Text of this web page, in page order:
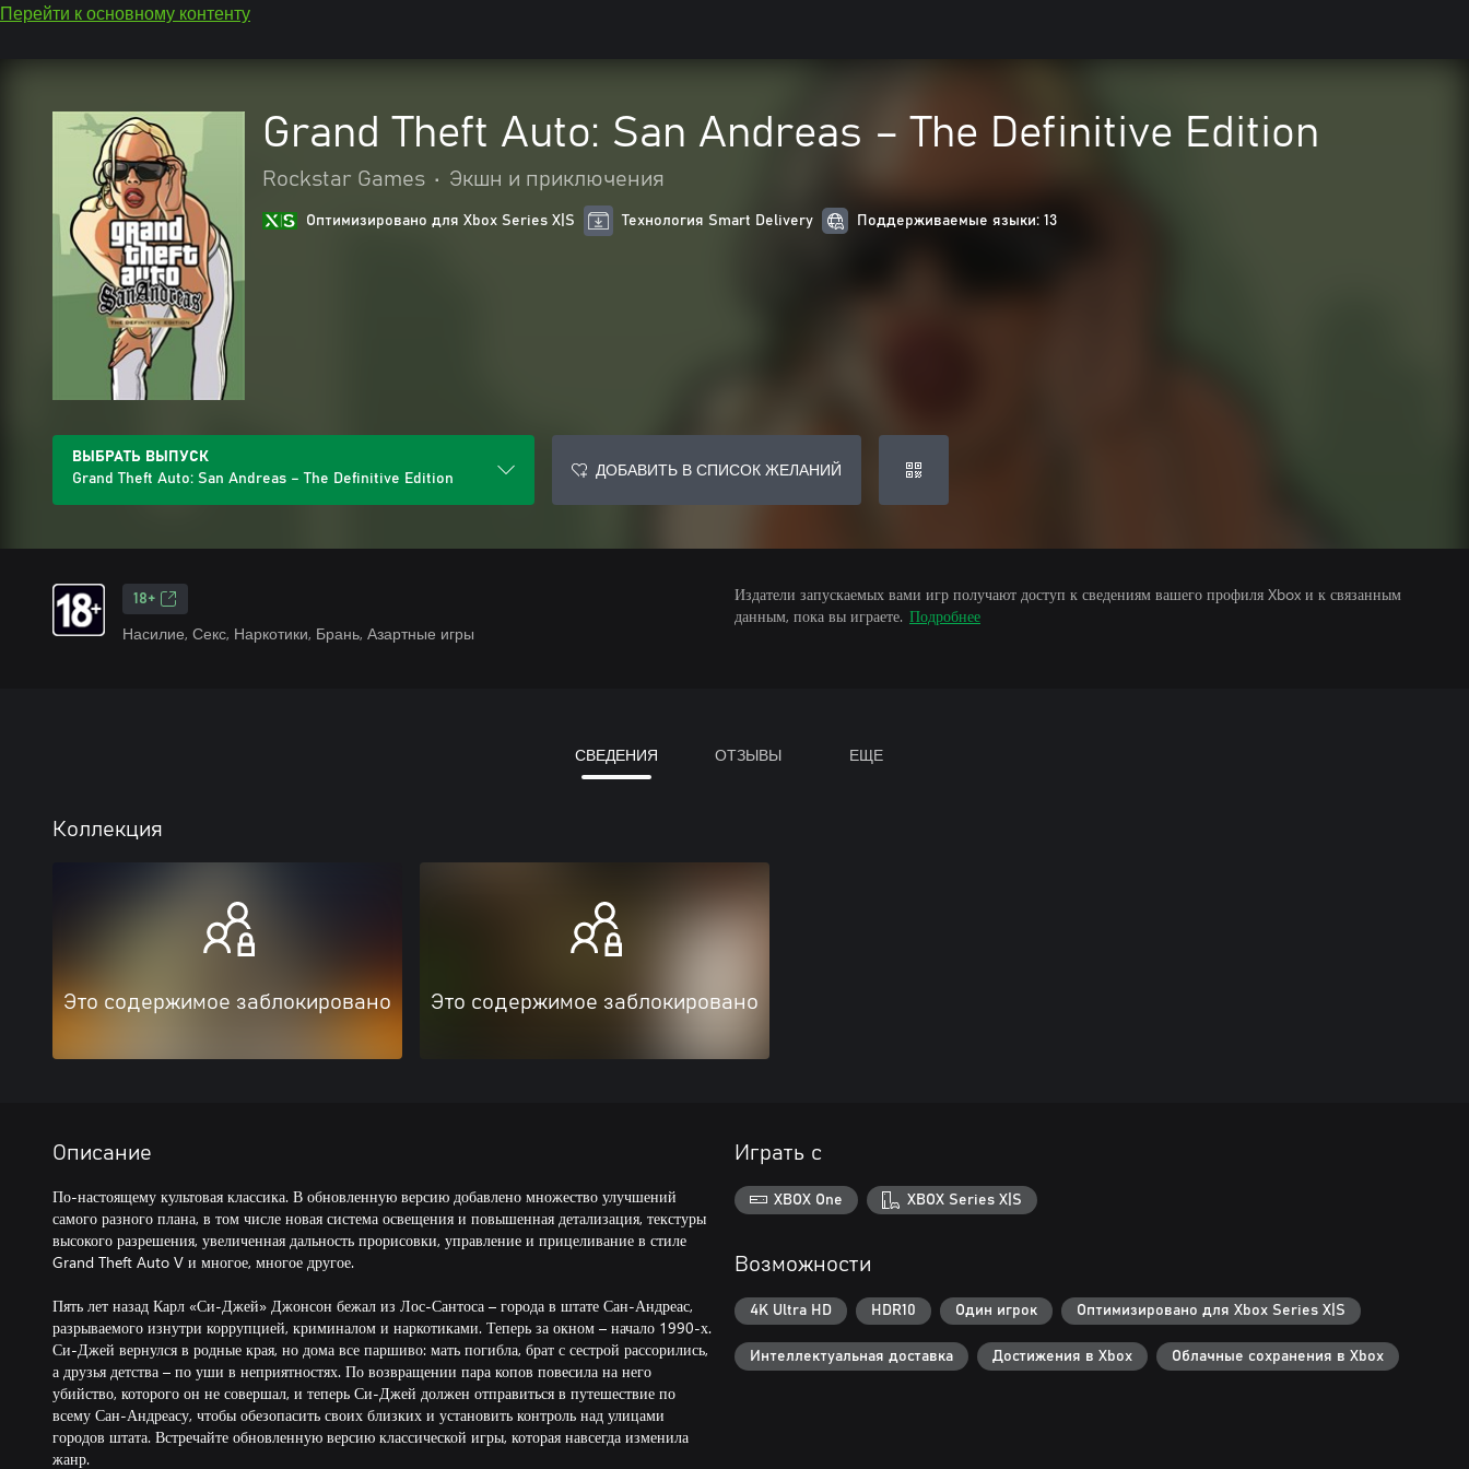
Перейти к основному контенту
Grand Theft Auto: San Andreas – The Definitive Edition
Rockstar Games • Экшн и приключения
Оптимизировано для Xbox Series X|S Технология Smart Delivery Поддерживаемые языки: 13
ВЫБРАТЬ ВЫПУСК
Grand Theft Auto: San Andreas – The Definitive Edition
ДОБАВИТЬ В СПИСОК ЖЕЛАНИЙ
18+
Насилие, Секс, Наркотики, Брань, Азартные игры
Издатели запускаемых вами игр получают доступ к сведениям вашего профиля Xbox и к связанным
данным, пока вы играете. Подробнее
СВЕДЕНИЯ ОТЗЫВЫ ЕЩЕ
Коллекция
Это содержимое заблокировано Это содержимое заблокировано
Описание
По-настоящему культовая классика. В обновленную версию добавлено множество улучшений
самого разного плана, в том числе новая система освещения и повышенная детализация, текстуры
высокого разрешения, увеличенная дальность прорисовки, управление и прицеливание в стиле
Grand Theft Auto V и многое, многое другое.
Пять лет назад Карл «Си-Джей» Джонсон бежал из Лос-Сантоса – города в штате Сан-Андреас,
разрываемого изнутри коррупцией, криминалом и наркотиками. Теперь за окном – начало 1990-х.
Си-Джей вернулся в родные края, но дома все паршиво: мать погибла, брат с сестрой рассорились,
а друзья детства – по уши в неприятностях. По возвращении пара копов повесила на него
убийство, которого он не совершал, и теперь Си-Джей должен отправиться в путешествие по
всему Сан-Андреасу, чтобы обезопасить своих близких и установить контроль над улицами
городов штата. Встречайте обновленную версию классической игры, которая навсегда изменила
жанр.
Играть с
XBOX One XBOX Series X|S
Возможности
4K Ultra HD HDR10 Один игрок Оптимизировано для Xbox Series X|S
Интеллектуальная доставка Достижения в Xbox Облачные сохранения в Xbox